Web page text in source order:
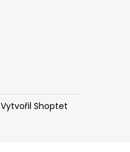
Vytvořil Shoptet